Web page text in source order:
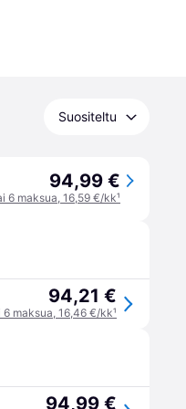
Suositeltu
94,99 €
6 maksua, 16,59 €/kk¹
94,21 €
6 maksua, 16,46 €/kk¹
94,99 €